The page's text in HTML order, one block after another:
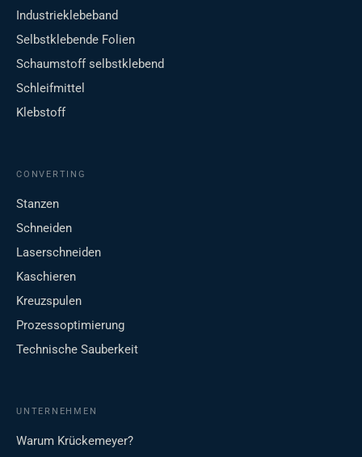
Industrieklebeband
Selbstklebende Folien
Schaumstoff selbstklebend
Schleifmittel
Klebstoff
CONVERTING
Stanzen
Schneiden
Laserschneiden
Kaschieren
Kreuzspulen
Prozessoptimierung
Technische Sauberkeit
UNTERNEHMEN
Warum Krückemeyer?